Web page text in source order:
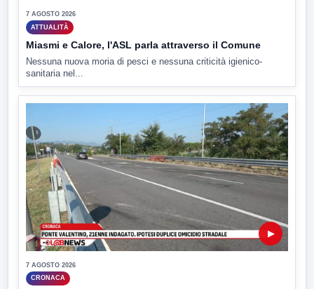
7 AGOSTO 2026
ATTUALITÀ
Miasmi e Calore, l'ASL parla attraverso il Comune
Nessuna nuova moria di pesci e nessuna criticità igienico-
sanitaria nel...
▶
7 AGOSTO 2026
CRONACA